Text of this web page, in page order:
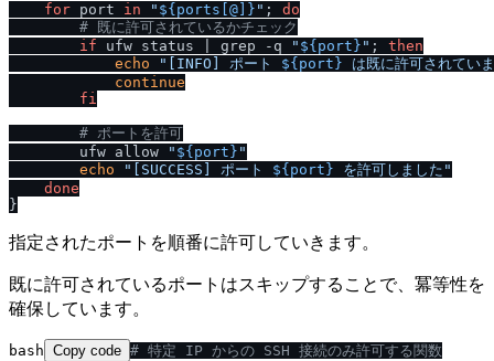
for port in " ${ports[@]} " ; do
# 既に許可されているかチェック
if ufw status | grep -q " ${port} " ; then
echo
"[INFO] ポート ${port} は既に許可されてい
continue
fi
# ポートを許可
        ufw allow
" ${port} "
echo
"[SUCCESS] ポート ${port} を許可しました"
done
指定されたポートを順番に許可していきます。
既に許可されているポートはスキップすることで、冪等性を
確保しています。
bash Copy code # 特定 IP からの SSH 接続のみ許可する関数